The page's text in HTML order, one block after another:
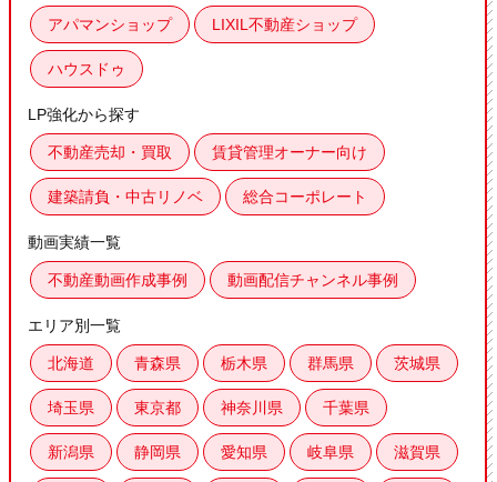
アパマンショップ LIXIL不動産ショップ
ハウスドゥ
LP強化から探す
不動産売却・買取 賃貸管理オーナー向け
建築請負・中古リノベ 総合コーポレート
動画実績一覧
不動産動画作成事例 動画配信チャンネル事例
エリア別一覧
北海道 青森県 栃木県 群馬県 茨城県
埼玉県 東京都 神奈川県 千葉県
新潟県 静岡県 愛知県 岐阜県 滋賀県